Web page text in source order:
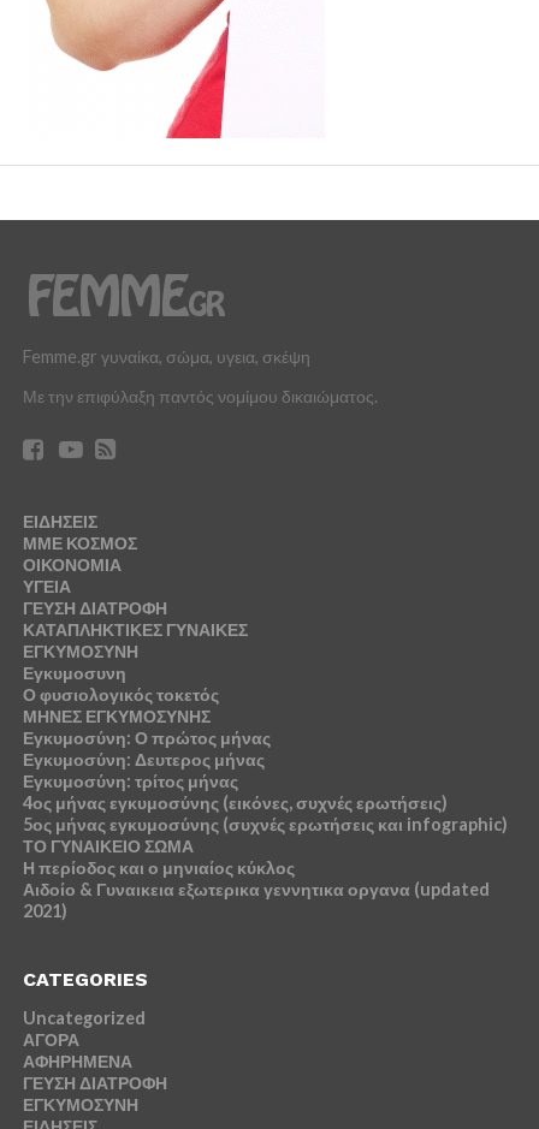
Femme.gr γυναίκα, σώμα, υγεια, σκέψη
Με την επιφύλαξη παντός νομίμου δικαιώματος.
ΕΙΔΗΣΕΙΣ
ΜΜΕ ΚΟΣΜΟΣ
ΟΙΚΟΝΟΜΙΑ
ΥΓΕΙΑ
ΓΕΥΣΗ ΔΙΑΤΡΟΦΗ
ΚΑΤΑΠΛΗΚΤΙΚΕΣ ΓΥΝΑΙΚΕΣ
ΕΓΚΥΜΟΣΥΝΗ
Εγκυμοσυνη
Ο φυσιολογικός τοκετός
ΜΗΝΕΣ ΕΓΚΥΜΟΣΥΝΗΣ
Εγκυμοσύνη: Ο πρώτος μήνας
Εγκυμοσύνη: Δευτερος μήνας
Εγκυμοσύνη: τρίτος μήνας
4ος μήνας εγκυμοσύνης (εικόνες, συχνές ερωτήσεις)
5ος μήνας εγκυμοσύνης (συχνές ερωτήσεις και infographic)
ΤΟ ΓΥΝΑΙΚΕΙΟ ΣΩΜΑ
Η περίοδος και ο μηνιαίος κύκλος
Αιδοίο & Γυναικεια εξωτερικα γεννητικα οργανα (updated
2021)
CATEGORIES
Uncategorized
ΑΓΟΡΑ
ΑΦΗΡΗΜΕΝΑ
ΓΕΥΣΗ ΔΙΑΤΡΟΦΗ
ΕΓΚΥΜΟΣΥΝΗ